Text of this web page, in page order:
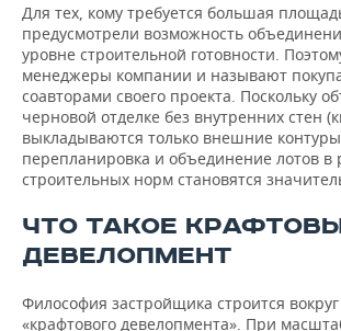
Для тех, кому требуется большая
предусмотрели возможность
уровне строительной готовности.
менеджеры компании и называют
соавторами своего проекта. Поскольку
черновой отделке без внутренних стен
выкладываются только внешние
перепланировка и объединение лотов в
строительных норм становятся
ЧТО ТАКОЕ
ДЕВЕЛОПМЕНТ
Философия застройщика строится
«крафтового девелопмента». При